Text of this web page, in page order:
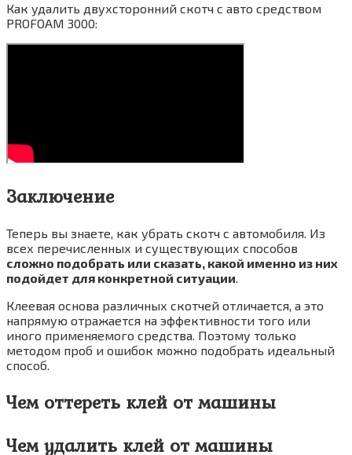
Как удалить двухсторонний скотч с авто средством
PROFOAM 3000:
Заключение
Теперь вы знаете, как убрать скотч с автомобиля. Из
всех перечисленных и существующих способов
сложно подобрать или сказать, какой именно из них
подойдет для конкретной ситуации.
Клеевая основа различных скотчей отличается, а это
напрямую отражается на эффективности того или
иного применяемого средства. Поэтому только
методом проб и ошибок можно подобрать идеальный
способ.
Чем оттереть клей от машины
Чем удалить клей от машины